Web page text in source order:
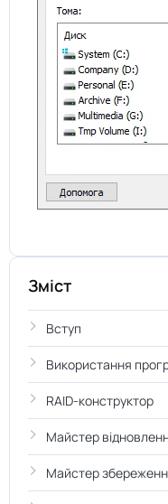
Зміст
Вступ
Використання
RAID-конструктор
Майстер
Майстер